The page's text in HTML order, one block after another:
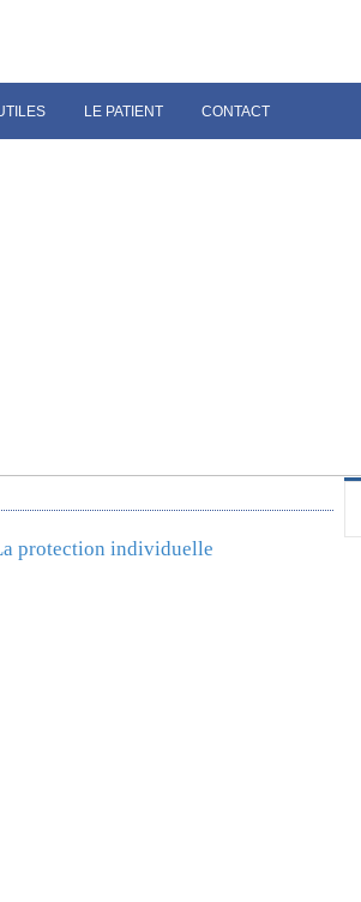
LE PATIENT CONTACT
protection individuelle